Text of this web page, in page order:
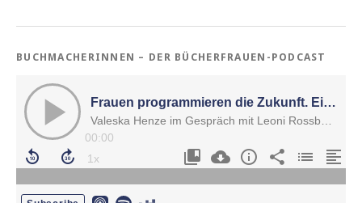
BUCHMACHERINNEN – DER BÜCHERFRAUEN-PODCAST